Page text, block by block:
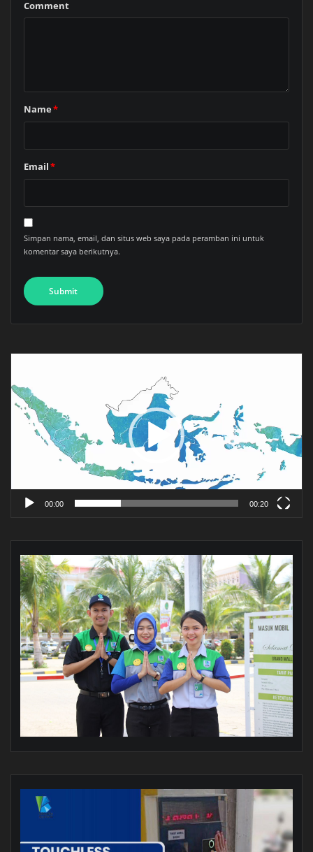
Comment
Name*
Email*
Simpan nama, email, dan situs web saya pada peramban ini untuk
komentar saya berikutnya.
00:00 00:20